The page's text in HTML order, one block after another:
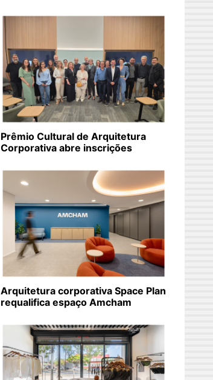
Prêmio Cultural de Arquitetura
Corporativa abre inscrições
Arquitetura corporativa Space Plan
requalifica espaço Amcham